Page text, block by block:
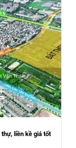
liền kề giá tốt